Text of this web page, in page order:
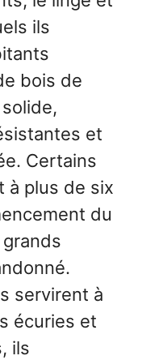
ils
bois de
et
Certains
à plus de six
du
grands
servirent à
écuries et
ils